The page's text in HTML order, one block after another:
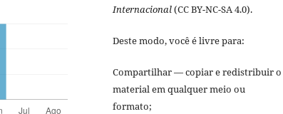
Internacional(CC BY-NC-SA 4.0).
Deste modo, você é livre para:
Compartilhar — copiar e redistribuir o
material em qualquer meio ou
formato;